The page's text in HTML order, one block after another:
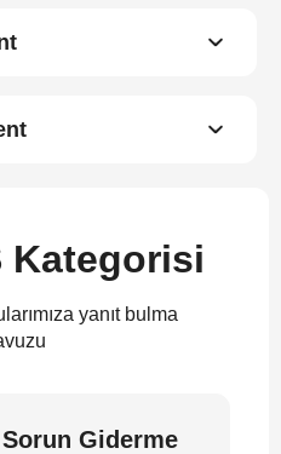
Kategorisi
yanıt bulma
Sorun Giderme